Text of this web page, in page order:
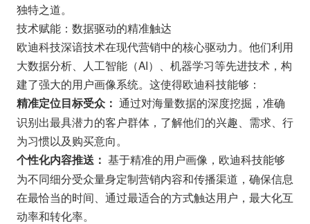
独特之道。
技术赋能：数据驱动的精准触达
欧迪科技深谙技术在现代营销中的核心驱动力。他们利用
大数据分析、人工智能（AI）、机器学习等先进技术，构
建了强大的用户画像系统。这使得欧迪科技能够：
精准定位目标受众： 通过对海量数据的深度挖掘，准确
识别出最具潜力的客户群体，了解他们的兴趣、需求、行
为习惯以及购买意向。
个性化内容推送： 基于精准的用户画像，欧迪科技能够
为不同细分受众量身定制营销内容和传播渠道，确保信息
在最恰当的时间、通过最适合的方式触达用户，最大化互
动率和转化率。